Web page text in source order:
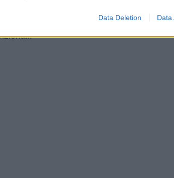
Data Deletion Data
2026
materiali ricercati e linee eleganti si